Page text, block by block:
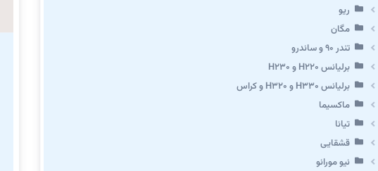
ریو
مگان
تندر ۹۰ و ساندرو
برلیانس H220 و H230
برلیانس H330 و H320 و کراس
ماکسیما
تیانا
قشقایی
نیو مورانو